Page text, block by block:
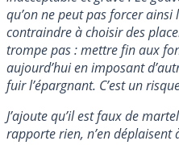
qu’on ne peut pas forcer
contraindre à choisir des
trompe pas : mettre fin aux
aujourd’hui en imposant
fuir l’épargnant. C’est un
J’ajoute qu’il est faux de
rapporte rien, n’en déplaisent